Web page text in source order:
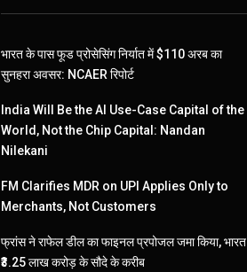
भारत के पास फूड प्रोसेसिंग निर्यात में $110 अरब का
सुनहरा अवसर: NCAER रिपोर्ट
India Will Be the AI Use-Case Capital of the
World, Not the Chip Capital: Nandan
Nilekani
FM Clarifies MDR on UPI Applies Only to
Merchants, Not Customers
फ्रांस ने राफेल डील का फाइनल प्रपोजल जमा किया, भारत
₹3.25 लाख करोड़ के सौदे के करीब